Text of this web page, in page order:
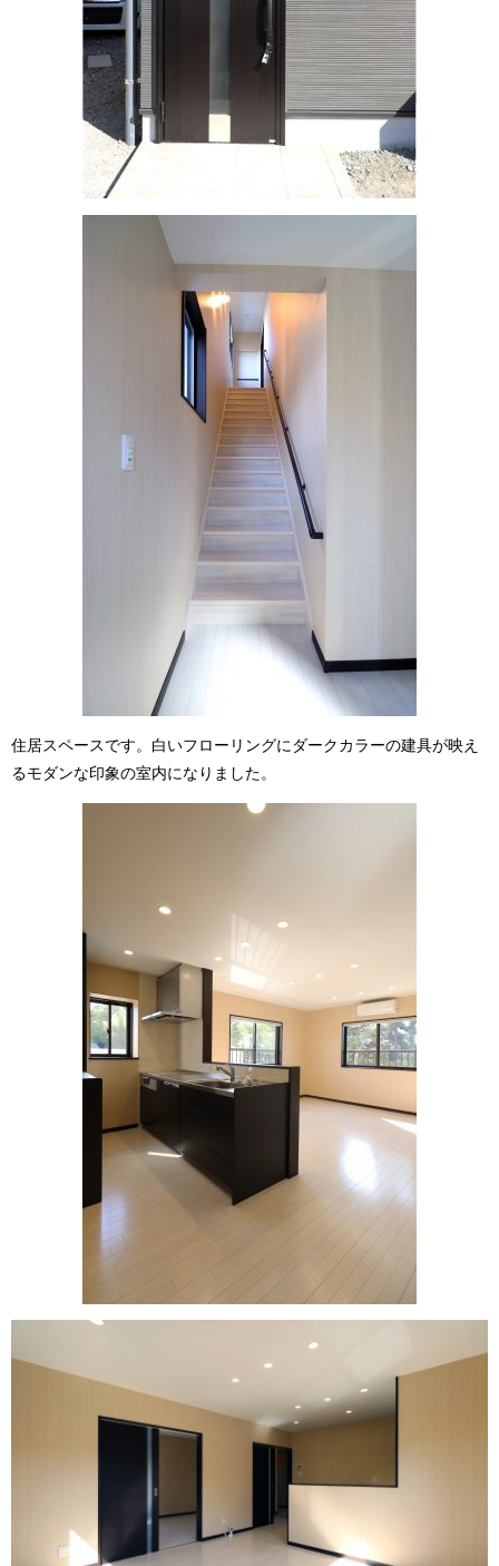
住居スペースです。白いフローリングにダークカラーの建具が映え
るモダンな印象の室内になりました。